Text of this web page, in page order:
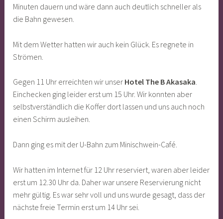
Minuten dauern und wäre dann auch deutlich schneller als
die Bahn gewesen.
Mit dem Wetter hatten wir auch kein Glück. Es regnete in
Strömen.
Gegen 11 Uhr erreichten wir unser Hotel The B Akasaka.
Einchecken ging leider erst um 15 Uhr. Wir konnten aber
selbstverständlich die Koffer dort lassen und uns auch noch
einen Schirm ausleihen.
Dann ging es mit der U-Bahn zum Minischwein-Café.
Wir hatten im Internet für 12 Uhr reserviert, waren aber leider
erst um 12.30 Uhr da. Daher war unsere Reservierung nicht
mehr gültig. Es war sehr voll und uns wurde gesagt, dass der
nächste freie Termin erst um 14 Uhr sei.